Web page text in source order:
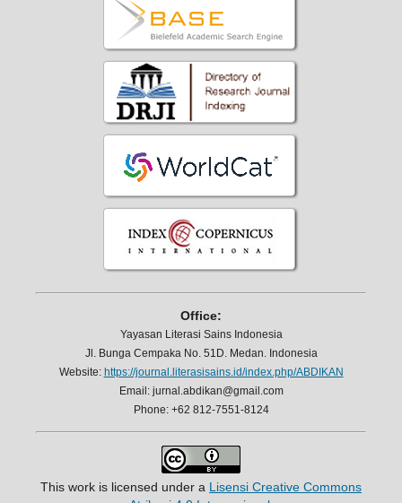
Office:
Yayasan Literasi Sains Indonesia
Jl. Bunga Cempaka No. 51D. Medan. Indonesia
Website: https://journal.literasisains.id/index.php/ABDIKAN
Email: jurnal.abdikan@gmail.com
Phone: +62 812-7551-8124
This work is licensed under a Lisensi Creative Commons